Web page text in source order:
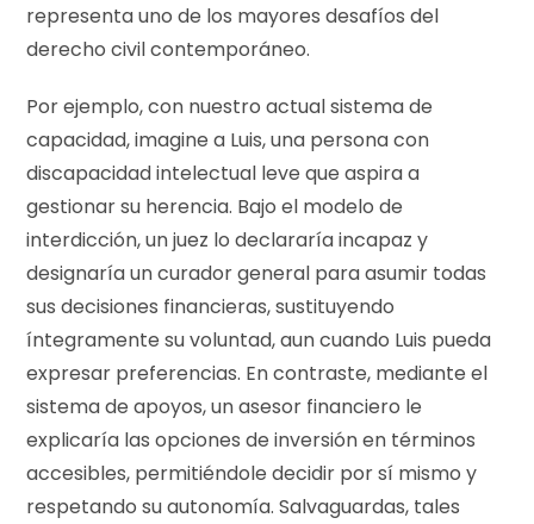
representa uno de los mayores desafíos del
derecho civil contemporáneo.
Por ejemplo, con nuestro actual sistema de
capacidad, imagine a Luis, una persona con
discapacidad intelectual leve que aspira a
gestionar su herencia. Bajo el modelo de
interdicción, un juez lo declararía incapaz y
designaría un curador general para asumir todas
sus decisiones financieras, sustituyendo
íntegramente su voluntad, aun cuando Luis pueda
expresar preferencias. En contraste, mediante el
sistema de apoyos, un asesor financiero le
explicaría las opciones de inversión en términos
accesibles, permitiéndole decidir por sí mismo y
respetando su autonomía. Salvaguardas, tales